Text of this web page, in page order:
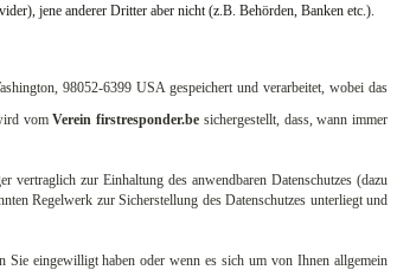
jene anderer Dritter aber nicht (z.B. Behörden, Banken etc.).
98052-6399 USA gespeichert und verarbeitet, wobei das
vomVerein firstresponder.be sichergestellt, dass, wann immer
zur Einhaltung des anwendbaren Datenschutzes (dazu
Regelwerk zur Sicherstellung des Datenschutzes unterliegt und
Sie eingewilligt haben oder wenn es sich um von Ihnen allgemein